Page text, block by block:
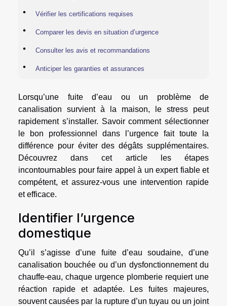
Vérifier les certifications requises
Comparer les devis en situation d’urgence
Consulter les avis et recommandations
Anticiper les garanties et assurances
Lorsqu’une fuite d’eau ou un problème de
canalisation survient à la maison, le stress peut
rapidement s’installer. Savoir comment sélectionner
le bon professionnel dans l’urgence fait toute la
différence pour éviter des dégâts supplémentaires.
Découvrez dans cet article les étapes
incontournables pour faire appel à un expert fiable et
compétent, et assurez-vous une intervention rapide
et efficace.
Identifier l’urgence
domestique
Qu’il s’agisse d’une fuite d’eau soudaine, d’une
canalisation bouchée ou d’un dysfonctionnement du
chauffe-eau, chaque urgence plomberie requiert une
réaction rapide et adaptée. Les fuites majeures,
souvent causées par la rupture d’un tuyau ou un joint